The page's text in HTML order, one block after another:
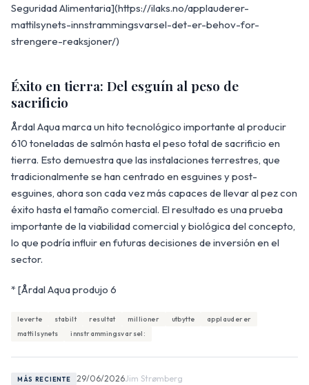
Seguridad Alimentaria](https://ilaks.no/applauderer-
mattilsynets-innstrammingsvarsel-det-er-behov-for-
strengere-reaksjoner/)
Éxito en tierra: Del esguín al peso de
sacrificio
Årdal Aqua marca un hito tecnológico importante al producir
610 toneladas de salmón hasta el peso total de sacrificio en
tierra. Esto demuestra que las instalaciones terrestres, que
tradicionalmente se han centrado en esguines y post-
esguines, ahora son cada vez más capaces de llevar al pez con
éxito hasta el tamaño comercial. El resultado es una prueba
importante de la viabilidad comercial y biológica del concepto,
lo que podría influir en futuras decisiones de inversión en el
sector.
* [Årdal Aqua produjo 6
leverte stabilt resultat millioner utbytte
applauderer
mattilsynets
innstrammingsvarsel:
MÁS RECIENTE 29/06/2026Jim Strømberg